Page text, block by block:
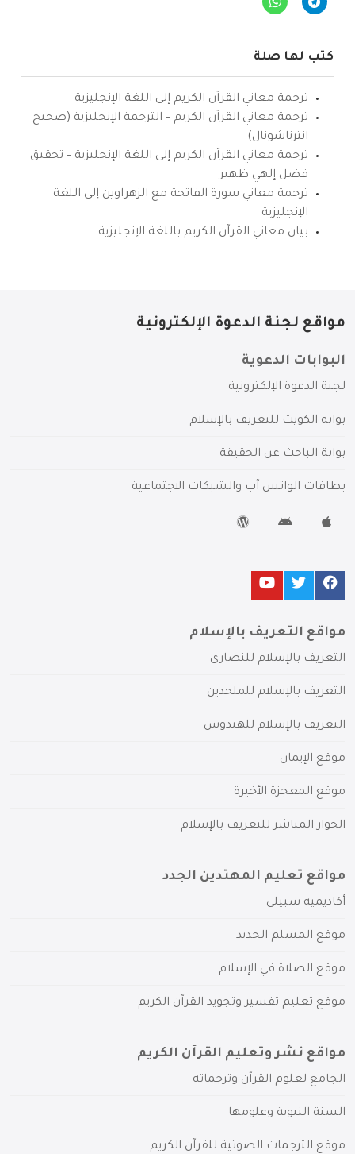
كتب لها صلة
ترجمة معاني القرآن الكريم إلى اللغة الإنجليزية
ترجمة معاني القرآن الكريم – الترجمة الإنجليزية (صحيح
انترناشونال)
ترجمة معاني القرآن الكريم إلى اللغة الإنجليزية – تحقيق
فضل إلهي ظهير
ترجمة معاني سورة الفاتحة مع الزهراوين إلى اللغة
الإنجليزية
بيان معاني القرآن الكريم باللغة الإنجليزية
مواقع لجنة الدعوة الإلكترونية
البوابات الدعوية
لجنة الدعوة الإلكترونية
بوابة الكويت للتعريف بالإسلام
بوابة الباحث عن الحقيقة
بطاقات الواتس آب والشبكات الاجتماعية
مواقع التعريف بالإسلام
التعريف بالإسلام للنصارى
التعريف بالإسلام للملحدين
التعريف بالإسلام للهندوس
موقع الإيمان
موقع المعجزة الأخيرة
الحوار المباشر للتعريف بالإسلام
مواقع تعليم المهتدين الجدد
أكاديمية سبيلي
موقع المسلم الجديد
موقع الصلاة في الإسلام
موقع تعليم تفسير وتجويد القرآن الكريم
مواقع نشر وتعليم القرآن الكريم
الجامع لعلوم القرآن وترجماته
السنة النبوية وعلومها
موقع الترجمات الصوتية للقرآن الكريم